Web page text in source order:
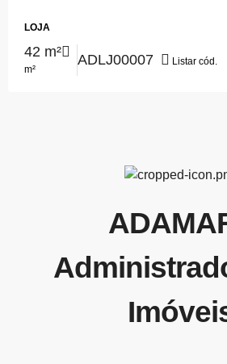
LOJA
42 m²
m²
ADLJ00007 Listar cód.